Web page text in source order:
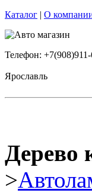
Каталог | О
Телефон:
Ярославль
Дерево
>